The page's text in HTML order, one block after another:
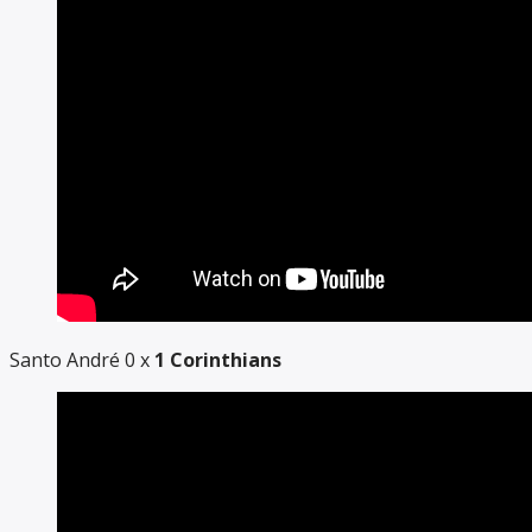
Santo André 0 x 1 Corinthians